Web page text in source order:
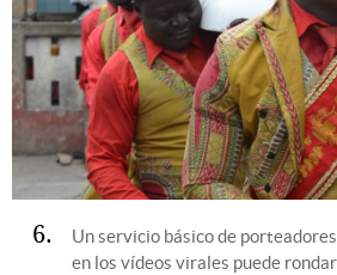
6
Un servicio básico de
en los vídeos virales puede